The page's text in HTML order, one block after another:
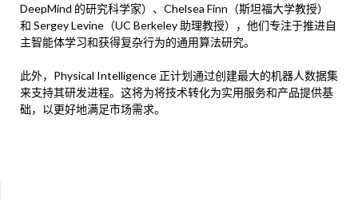
DeepMind 的研究科学家）、Chelsea Finn（斯坦福大学教授）
和 Sergey Levine（UC Berkeley 助理教授），他们专注于推进自
主智能体学习和获得复杂行为的通用算法研究。
此外，Physical Intelligence 正计划通过创建最大的机器人数据集
来支持其研发进程。这将为将技术转化为实用服务和产品提供基
础，以更好地满足市场需求。